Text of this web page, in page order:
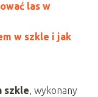
las w
w szkle i jak
szkle, wykonany